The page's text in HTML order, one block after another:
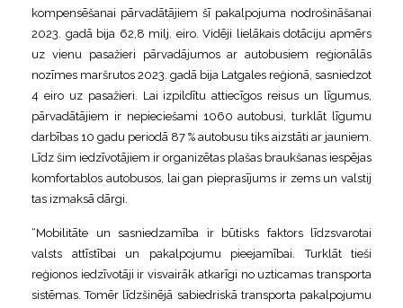
kompensēšanai pārvadātājiem šī pakalpojuma nodrošināšanai
2023. gadā bija 62,8 milj. eiro. Vidēji lielākais dotāciju apmērs
uz vienu pasažieri pārvadājumos ar autobusiem reģionālās
nozīmes maršrutos 2023. gadā bija Latgales reģionā, sasniedzot
4 eiro uz pasažieri. Lai izpildītu attiecīgos reisus un līgumus,
pārvadātājiem ir nepieciešami 1060 autobusi, turklāt līgumu
darbības 10 gadu periodā 87 % autobusu tiks aizstāti ar jauniem.
Līdz šim iedzīvotājiem ir organizētas plašas braukšanas iespējas
komfortablos autobusos, lai gan pieprasījums ir zems un valstij
tas izmaksā dārgi.
“Mobilitāte un sasniedzamība ir būtisks faktors līdzsvarotai
valsts attīstībai un pakalpojumu pieejamībai. Turklāt tieši
reģionos iedzīvotāji ir visvairāk atkarīgi no uzticamas transporta
sistēmas. Tomēr līdzšinējā sabiedriskā transporta pakalpojumu